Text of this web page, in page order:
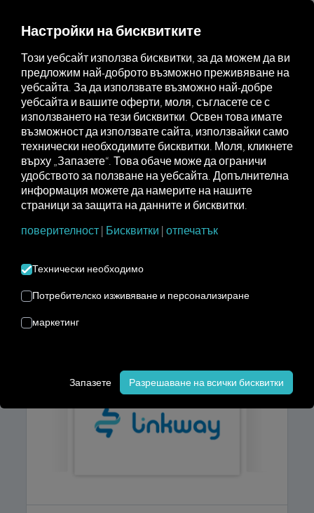
Marketplace Connectors Linkway.Integrator Connect
LINKWAY INTEGRATOR
CONNECT
Интеграция на външен доставчик
отIntegrigo Sp. z oo
разширите тази услуга с данни от
нашите услуги
. Всичко, от което се
нуждаете, е достъп до
Настройки на бисквитките
Този уебсайт използва бисквитки, за да можем да ви
предложим най-доброто възможно преживяване на
уебсайта. За да използвате възможно най-добре
уебсайта и вашите оферти, моля, съгласете се с
използването на тези бисквитки. Освен това имате
възможност да използвате сайта, използвайки само
технически необходимите бисквитки. Моля, кликнете
върху „Запазете“. Това обаче може да ограничи
удобството за ползване на уебсайта. Допълнителна
информация можете да намерите на нашите
страници за защита на данните и бисквитки.
поверителност | Бисквитки | отпечатък
Технически необходимо
Потребителско изживяване и персонализиране
маркетинг
Запазете Разрешаване на всички бисквитки